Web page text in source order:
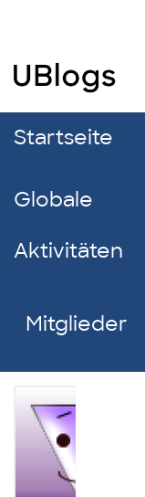
Startseite
Globale
Aktivitäten
Mitglieder